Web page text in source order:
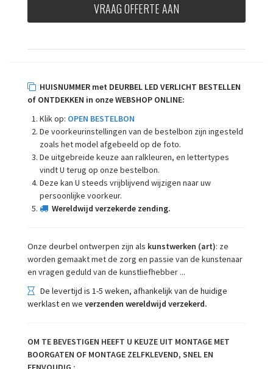
VRAAG OFFERTE AAN
HUISNUMMER met DEURBEL LED VERLICHT BESTELLEN
of ONTDEKKEN in onze WEBSHOP ONLINE:
Klik op: OPEN BESTELBON
De voorkeurinstellingen van de bestelbon zijn ingesteld
zoals het model afgebeeld op de foto.
De uitgebreide keuze aan ralkleuren, en lettertypes
vindt U terug op onze bestelbon.
Deze kan U steeds vrijblijvend wijzigen naar uw
persoonlijke voorkeur.
Wereldwijd verzekerde zending.
Onze deurbel ontwerpen zijn als kunstwerken (art): ze
worden gemaakt met de zorg en passie van de kunstenaar
en vragen geduld van de kunstliefhebber ...
De levertijd is 1-5 weken, afhankelijk van de huidige
werklast en we verzenden wereldwijd verzekerd.
OM TE BEVESTIGEN HEEFT U KEUZE UIT MONTAGE MET
BOORGATEN OF MONTAGE ZELFKLEVEND, SNEL EN